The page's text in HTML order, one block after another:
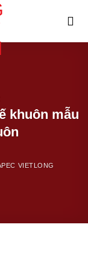
khuôn mẫu
VIETLONG